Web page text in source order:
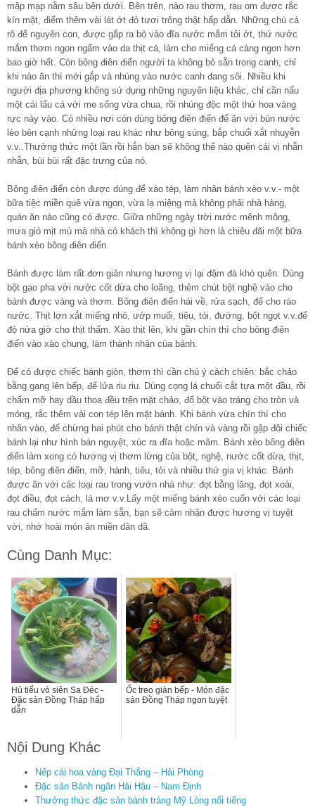
mập mạp nằm sâu bên dưới. Bên trên, nào rau thơm, rau om được rắc
kín mặt, điểm thêm vài lát ớt đỏ tươi trông thật hấp dẫn. Những chú cá
rô để nguyên con, được gắp ra bỏ vào đĩa nước mắm tỏi ớt, thứ nước
mắm thơm ngon ngấm vào da thịt cá, làm cho miếng cá càng ngon hơn
bao giờ hết. Còn bông điên điển người ta không bỏ sẵn trong canh, chỉ
khi nào ăn thì mới gắp và nhúng vào nước canh đang sôi. Nhiều khi
người địa phương không sử dụng những nguyên liệu khác, chỉ cần nấu
một cái lẩu cá với me sống vừa chua, rồi nhúng độc một thứ hoa vàng
rực này vào. Có nhiều nơi còn dùng bông điên điển để ăn với bún nước
lèo bên cạnh những loại rau khác như bông súng, bắp chuối xắt nhuyễn
v.v..Thưởng thức một lần rồi hẳn bạn sẽ không thể nào quên cái vị nhẫn
nhẫn, bùi bùi rất đặc trưng của nó.
Bông điên điển còn được dùng để xào tép, làm nhân bánh xèo v.v.- một
bữa tiệc miền quê vừa ngon, vừa lạ miệng mà không phải nhà hàng,
quán ăn nào cũng có được. Giữa những ngày trời nước mênh mông,
mưa gió mịt mù mà nhà có khách thì không gì hơn là chiêu đãi một bữa
bánh xèo bông điên điển.
Bánh được làm rất đơn giản nhưng hương vị lại đậm đà khó quên. Dùng
bột gạo pha với nước cốt dừa cho loãng, thêm chút bột nghệ vào cho
bánh được vàng và thơm. Bông điên điển hái về, rửa sạch, để cho ráo
nước. Thịt lợn xắt miếng nhỏ, ướp muối, tiêu, tỏi, đường, bột ngọt v.v.để
độ nửa giờ cho thịt thấm. Xào thịt lên, khi gần chín thì cho bông điên
điển vào xào chung, làm thành nhân của bánh.
Để có được chiếc bánh giòn, thơm thì cần chú ý cách chiên: bắc chảo
bằng gang lên bếp, để lửa riu riu. Dùng cọng lá chuối cắt tựa một đầu, rồi
chấm mỡ hay dầu thoa đều trên mặt chảo, đổ bột vào tráng cho tròn và
mỏng, rắc thêm vài con tép lên mặt bánh. Khi bánh vừa chín thì cho
nhân vào, để chừng hai phút cho bánh thật chín và vàng rồi gập đôi chiếc
bánh lại như hình bán nguyệt, xúc ra đĩa hoặc mâm. Bánh xèo bông điên
điển làm xong có hương vị thơm lừng của bột, nghệ, nước cốt dừa, thịt,
tép, bông điên điển, mỡ, hành, tiêu, tỏi và nhiều thứ gia vị khác. Bánh
được ăn với các loại rau trong vướn nhà như: đọt bằng lăng, đọt xoài,
đọt điều, đọt cách, lá mơ v.v.Lấy một miếng bánh xèo cuốn với các loại
rau chấm nước mắm làm sẵn, bạn sẽ cảm nhận được hương vị tuyệt
vời, nhớ hoài món ăn miền dân dã.
Cùng Danh Mục:
Hủ tiếu vò siên Sa Đéc -
Đặc sản Đồng Tháp hấp
dẫn
Ốc treo giàn bếp - Món đặc
sản Đồng Tháp ngon tuyệt
Nội Dung Khác
Nếp cái hoa vàng Đại Thắng – Hải Phòng
Đặc sản Bánh ngãn Hải Hậu – Nam Định
Thưởng thức đặc sản bánh tráng Mỹ Lòng nổi tiếng